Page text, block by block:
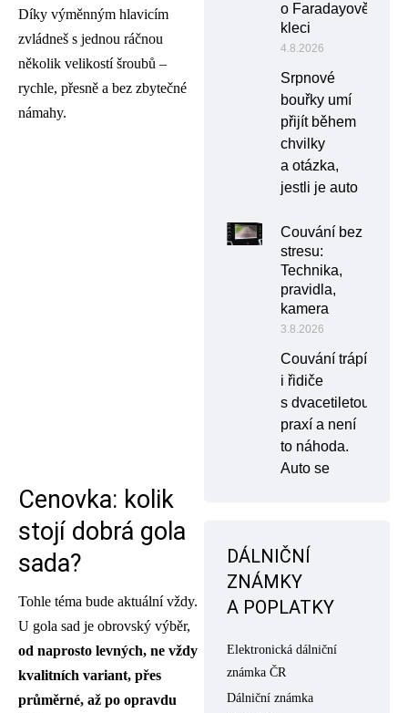
Díky výměnným hlavicím
zvládneš s jednou ráčnou
několik velikostí šroubů –
rychle, přesně a bez zbytečné
námahy.
Cenovka: kolik
stojí dobrá gola
sada?
Tohle téma bude aktuální vždy.
U gola sad je obrovský výběr,
od naprosto levných, ne vždy
kvalitních variant, přes
průměrné, až po opravdu
o Faradayově
kleci
4.8.2026
Srpnové
bouřky umí
přijít během
chvilky
a otázka,
jestli je auto
Couvání bez
stresu:
Technika,
pravidla,
kamera
3.8.2026
Couvání trápí
i řidiče
s dvacetiletou
praxí a není
to náhoda.
Auto se
DÁLNIČNÍ
ZNÁMKY
A POPLATKY
Elektronická dálniční
známka ČR
Dálniční známka